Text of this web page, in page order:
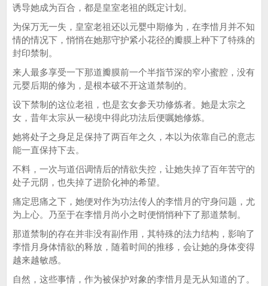
诱导她成为百合，都是皇室老祖的既定计划。
为保万无一失，皇室老祖还以元婴中期修为，在李惜月并不知
情的情况下，悄悄在她那守护紧小花径的瓣膜上种下了特殊的
封印禁制。
来人最多享受一下那道瓣膜前一个半指节深的窄小蜜腔，没有
元婴后期的修为，是根本破不开这道禁制的。
设下禁制的这位老祖，也是玄女参天功修炼者。她是太宗之
女，昔年太宗从一秘境中得此功法后便嘱她修炼。
她将处子之身足足保持了两百年之久，本以为依靠自己的意志
能一直保持下去。
不料，一次与道侣调情后的情欲失控，让她失掉了百年苦守的
处子元阴，也失掉了进阶化神的希望。
痛定思痛之下，她便对作为功法传人的李惜月的守身问题，尤
为上心。乃至于在李惜月尚小之时便悄悄种下了那道禁制。
那道禁制的存在并非没有副作用，其特殊的法力结构，影响了
李惜月身体情欲的释放，随着时间的推移，会让她的身体变得
越来越敏感。
自然，这些事情，作为被保护对象的李惜月是无从知道的了。